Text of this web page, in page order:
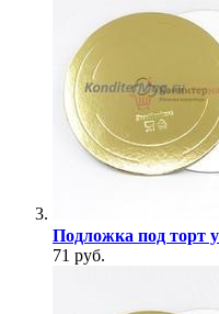
Подложка под торт
71 руб.